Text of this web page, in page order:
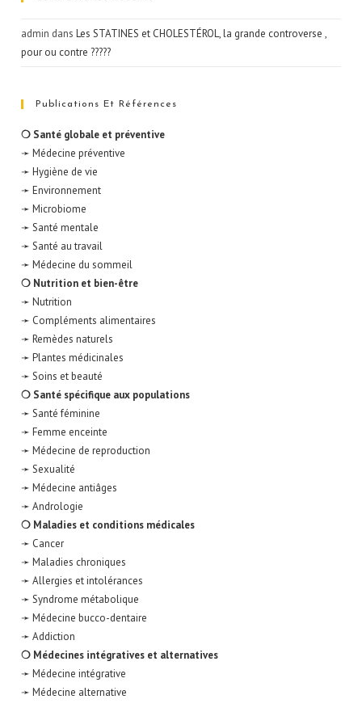
admin dansLes STATINES et CHOLESTÉROL, la grande controverse ,
pour ou contre ?????
Publications Et Références
❍ Santé globale et préventive
➛ Médecine préventive
➛ Hygiène de vie
➛ Environnement
➛ Microbiome
➛ Santé mentale
➛ Santé au travail
➛ Médecine du sommeil
❍ Nutrition et bien-être
➛ Nutrition
➛ Compléments alimentaires
➛ Remèdes naturels
➛ Plantes médicinales
➛ Soins et beauté
❍ Santé spécifique aux populations
➛ Santé féminine
➛ Femme enceinte
➛ Médecine de reproduction
➛ Sexualité
➛ Médecine antiâges
➛ Andrologie
❍ Maladies et conditions médicales
➛ Cancer
➛ Maladies chroniques
➛ Allergies et intolérances
➛ Syndrome métabolique
➛ Médecine bucco-dentaire
➛ Addiction
❍ Médecines intégratives et alternatives
➛ Médecine intégrative
➛ Médecine alternative